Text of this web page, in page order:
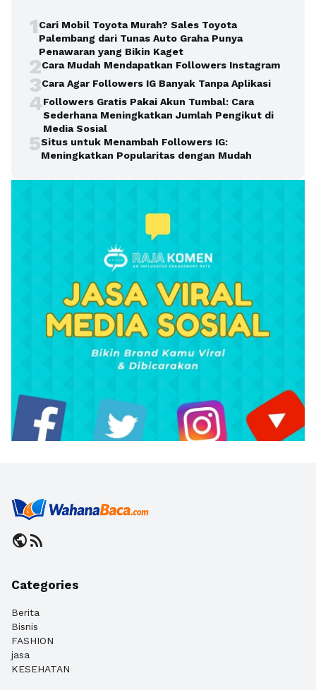
1Cari Mobil Toyota Murah? Sales Toyota
Palembang dari Tunas Auto Graha Punya
Penawaran yang Bikin Kaget
2Cara Mudah Mendapatkan Followers Instagram
3Cara Agar Followers IG Banyak Tanpa Aplikasi
4Followers Gratis Pakai Akun Tumbal: Cara
Sederhana Meningkatkan Jumlah Pengikut di
Media Sosial
5Situs untuk Menambah Followers IG:
Meningkatkan Popularitas dengan Mudah
publicrss_feed
Categories
Berita
Bisnis
FASHION
jasa
KESEHATAN